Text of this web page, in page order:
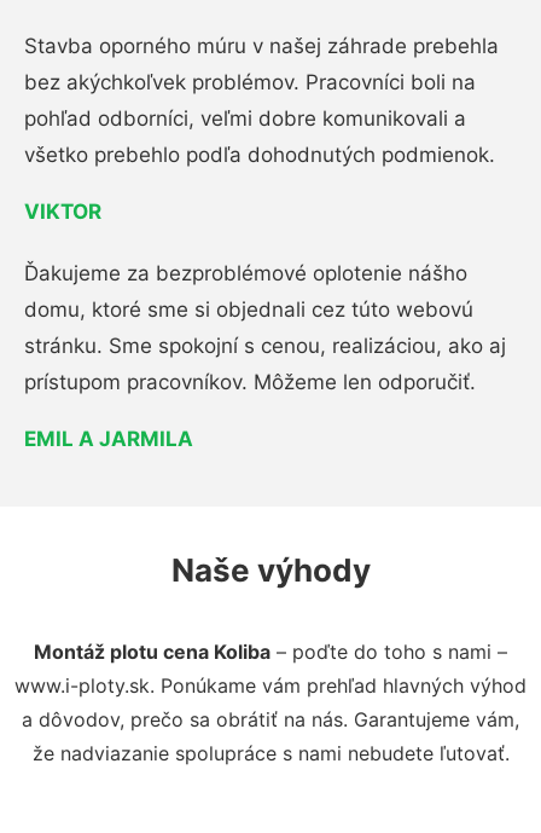
Stavba oporného múru v našej záhrade prebehla
bez akýchkoľvek problémov. Pracovníci boli na
pohľad odborníci, veľmi dobre komunikovali a
všetko prebehlo podľa dohodnutých podmienok.
VIKTOR
Ďakujeme za bezproblémové oplotenie nášho
domu, ktoré sme si objednali cez túto webovú
stránku. Sme spokojní s cenou, realizáciou, ako aj
prístupom pracovníkov. Môžeme len odporučiť.
EMIL A JARMILA
Naše výhody
Montáž plotu cena Koliba – poďte do toho s nami –
www.i-ploty.sk. Ponúkame vám prehľad hlavných výhod
a dôvodov, prečo sa obrátiť na nás. Garantujeme vám,
že nadviazanie spolupráce s nami nebudete ľutovať.